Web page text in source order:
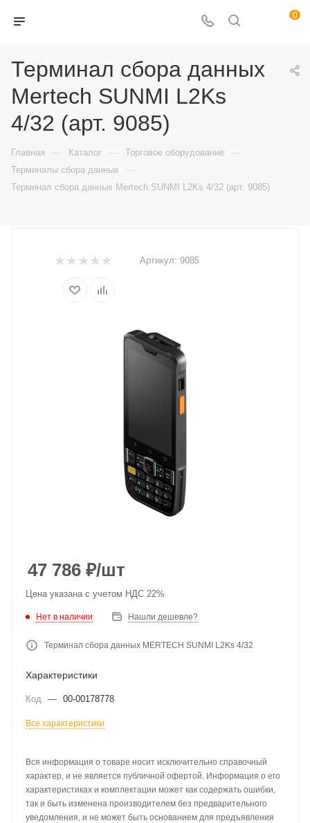
0
Терминал сбора данных
Mertech SUNMI L2Ks
4/32 (арт. 9085)
Главная — Каталог — Торговое оборудование —
Терминалы сбора данных —
Терминал сбора данных Mertech SUNMI L2Ks 4/32 (арт. 9085)
Артикул: 9085
47 786 ₽/шт
Цена указана с учетом НДС 22%
Нет в наличии Нашли дешевле?
Терминал сбора данных MERTECH SUNMI L2Ks 4/32
Характеристики
Код — 00-00178778
Все характеристики
Вся информация о товаре носит исключительно справочный
характер, и не является публичной офертой. Информация о его
характеристиках и комплектации может как содержать ошибки,
так и быть изменена производителем без предварительного
уведомления, и не может быть основанием для предъявления